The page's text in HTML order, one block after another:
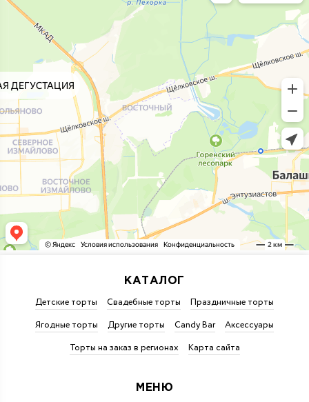
КАТАЛОГ
Детские торты Свадебные торты
Праздничные торты
Ягодные торты
Другие торты Candy Bar
Аксессуары
Торты на заказ в регионах
Карта сайта
МЕНЮ